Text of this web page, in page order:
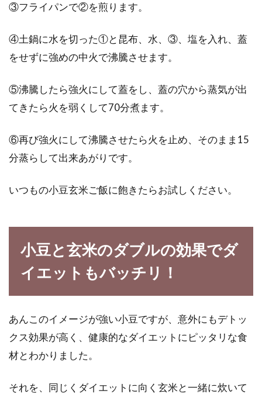
③フライパンで②を煎ります。
④土鍋に水を切った①と昆布、水、③、塩を入れ、蓋
をせずに強めの中火で沸騰させます。
⑤沸騰したら強火にして蓋をし、蓋の穴から蒸気が出
てきたら火を弱くして70分煮ます。
⑥再び強火にして沸騰させたら火を止め、そのまま15
分蒸らして出来あがりです。
いつもの小豆玄米ご飯に飽きたらお試しください。
小豆と玄米のダブルの効果でダ
イエットもバッチリ！
あんこのイメージが強い小豆ですが、意外にもデトッ
クス効果が高く、健康的なダイエットにピッタリな食
材とわかりました。
それを、同じくダイエットに向く玄米と一緒に炊いて